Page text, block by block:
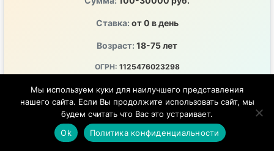
Ставка: от 0 в день
Возраст: 18-75 лет
ОГРН: 1125476023298
ЦБ РФ:2120754001243
Перечисление денег на любой удобный счет
Удобно, быстро и в любое время
Мы используем куки для наилучшего представления
нашего сайта. Если Вы продолжите использовать сайт, мы
будем считать что Вас это устраивает.
Ok
Политика конфиденциальности